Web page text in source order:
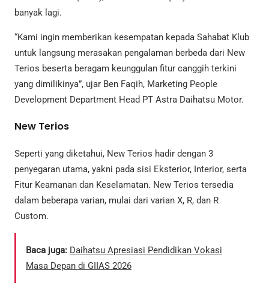
banyak lagi.
“Kami ingin memberikan kesempatan kepada Sahabat Klub
untuk langsung merasakan pengalaman berbeda dari New
Terios beserta beragam keunggulan fitur canggih terkini
yang dimilikinya”, ujar Ben Faqih, Marketing People
Development Department Head PT Astra Daihatsu Motor.
New Terios
Seperti yang diketahui, New Terios hadir dengan 3
penyegaran utama, yakni pada sisi Eksterior, Interior, serta
Fitur Keamanan dan Keselamatan. New Terios tersedia
dalam beberapa varian, mulai dari varian X, R, dan R
Custom.
Baca juga: Daihatsu Apresiasi Pendidikan Vokasi
Masa Depan di GIIAS 2026